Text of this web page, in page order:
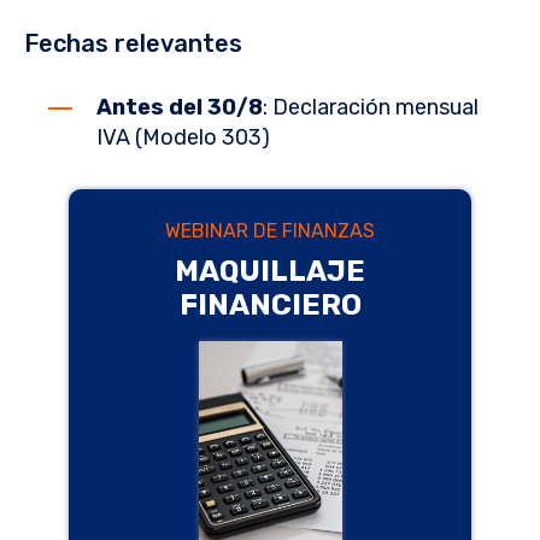
Fechas relevantes
Antes del 30/8: Declaración mensual
IVA (Modelo 303)
MAQUILLAJE
FINANCIERO
WEBINAR DE FINANZAS